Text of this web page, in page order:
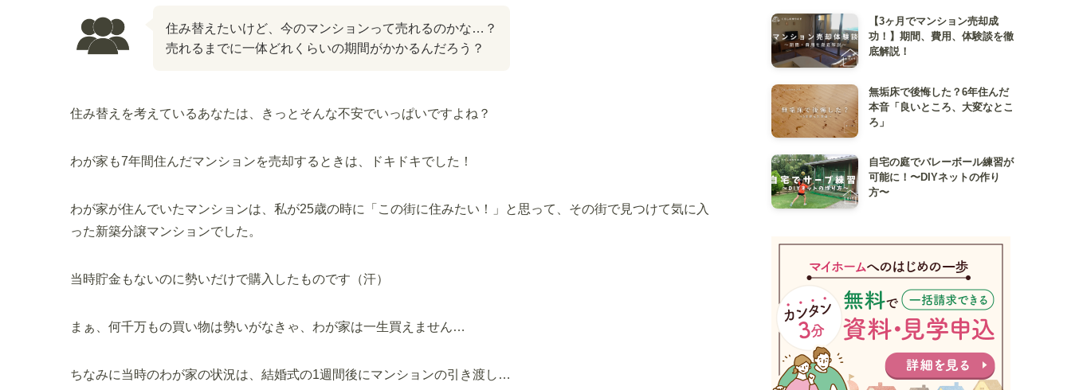
住み替えたいけど、今のマンションって売れるのかな…？
売れるまでに一体どれくらいの期間がかかるんだろう？
住み替えを考えているあなたは、きっとそんな不安でいっぱいですよね？
わが家も7年間住んだマンションを売却するときは、ドキドキでした！
わが家が住んでいたマンションは、私が25歳の時に「この街に住みたい！」と思って、その街で見つけて気に入
った新築分譲マンションでした。
当時貯金もないのに勢いだけで購入したものです（汗）
まぁ、何千万もの買い物は勢いがなきゃ、わが家は一生買えません…
ちなみに当時のわが家の状況は、結婚式の1週間後にマンションの引き渡し…
【3ヶ月でマンション売却成
功！】期間、費用、体験談を徹
底解説！
無垢床で後悔した？6年住んだ
本音「良いところ、大変なとこ
ろ」
自宅の庭でバレーボール練習が
可能に！〜DIYネットの作り
方〜